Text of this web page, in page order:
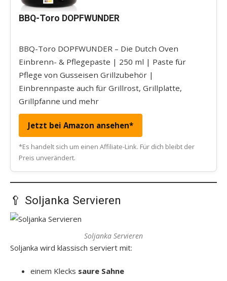
BBQ-Toro DOPFWUNDER
BBQ-Toro DOPFWUNDER – Die Dutch Oven
Einbrenn- & Pflegepaste | 250 ml | Paste für
Pflege von Gusseisen Grillzubehör |
Einbrennpaste auch für Grillrost, Grillplatte,
Grillpfanne und mehr
Jetzt bei Amazon ansehen*
*Es handelt sich um einen Affiliate-Link. Für dich bleibt der
Preis unverändert.
🥄 Soljanka Servieren
Soljanka Servieren
Soljanka wird klassisch serviert mit:
einem Klecks saure Sahne